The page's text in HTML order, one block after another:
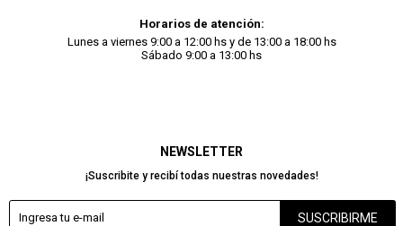
NEWSLETTER
¡Suscribite y recibí todas nuestras novedades!
SUSCRIBIRME
Horarios de atención:
Lunes a viernes 9:00 a 12:00 hs y de 13:00 a 18:00 hs
Sábado 9:00 a 13:00 hs